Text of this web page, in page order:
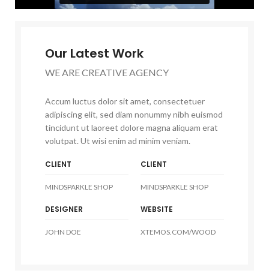
Our Latest Work
WE ARE CREATIVE AGENCY
Accum luctus dolor sit amet, consectetuer
adipiscing elit, sed diam nonummy nibh euismod
tincidunt ut laoreet dolore magna aliquam erat
volutpat. Ut wisi enim ad minim veniam.
CLIENT
MINDSPARKLE SHOP
CLIENT
MINDSPARKLE SHOP
DESIGNER
JOHN DOE
WEBSITE
XTEMOS.COM/WOOD